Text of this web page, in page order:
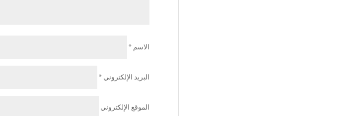
الاسم *
البريد الإلكتروني *
الموقع الإلكتروني